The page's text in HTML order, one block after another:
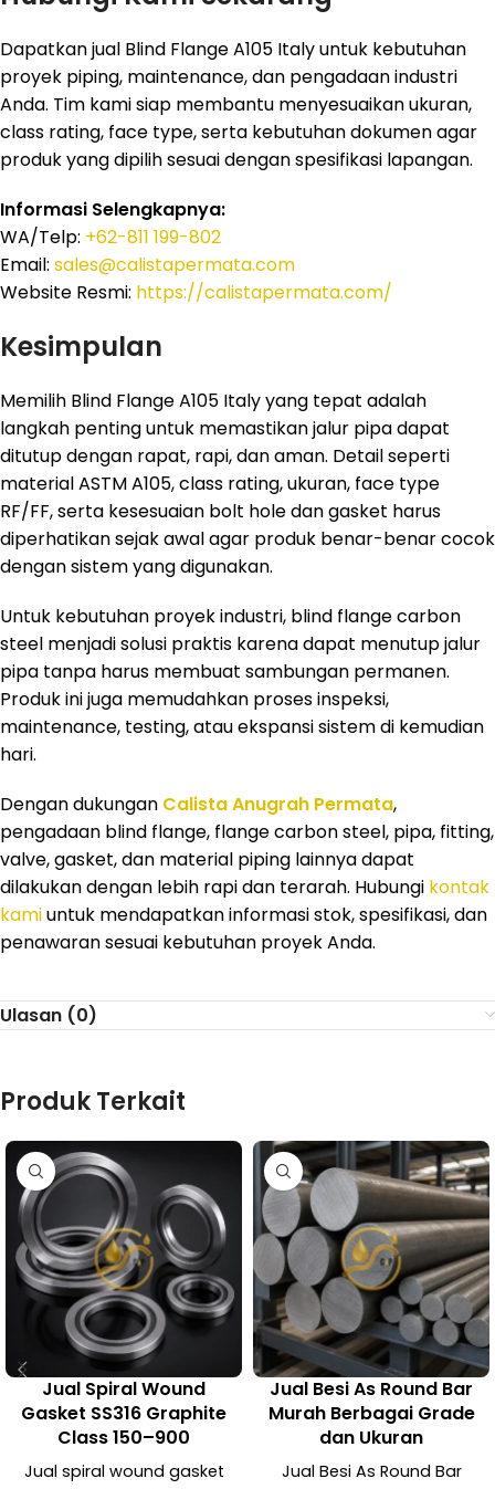
Dapatkan jual Blind Flange A105 Italy untuk kebutuhan
proyek piping, maintenance, dan pengadaan industri
Anda. Tim kami siap membantu menyesuaikan ukuran,
class rating, face type, serta kebutuhan dokumen agar
produk yang dipilih sesuai dengan spesifikasi lapangan.
Informasi Selengkapnya:
WA/Telp: +62-811 199-802
Email: sales@calistapermata.com
Website Resmi: https://calistapermata.com/
Kesimpulan
Memilih Blind Flange A105 Italy yang tepat adalah
langkah penting untuk memastikan jalur pipa dapat
ditutup dengan rapat, rapi, dan aman. Detail seperti
material ASTM A105, class rating, ukuran, face type
RF/FF, serta kesesuaian bolt hole dan gasket harus
diperhatikan sejak awal agar produk benar-benar cocok
dengan sistem yang digunakan.
Untuk kebutuhan proyek industri, blind flange carbon
steel menjadi solusi praktis karena dapat menutup jalur
pipa tanpa harus membuat sambungan permanen.
Produk ini juga memudahkan proses inspeksi,
maintenance, testing, atau ekspansi sistem di kemudian
hari.
Dengan dukungan Calista Anugrah Permata,
pengadaan blind flange, flange carbon steel, pipa, fitting,
valve, gasket, dan material piping lainnya dapat
dilakukan dengan lebih rapi dan terarah. Hubungi kontak
kamiuntuk mendapatkan informasi stok, spesifikasi, dan
penawaran sesuai kebutuhan proyek Anda.
Ulasan (0)
Produk Terkait
Jual Spiral Wound
Gasket SS316 Graphite
Class 150–900
Jual spiral wound gasket
Jual Besi As Round Bar
Murah Berbagai Grade
dan Ukuran
Jual Besi As Round Bar